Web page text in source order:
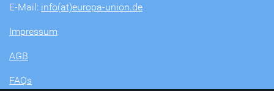
E-Mail: info(at)europa-union.de
Impressum
AGB
FAQs